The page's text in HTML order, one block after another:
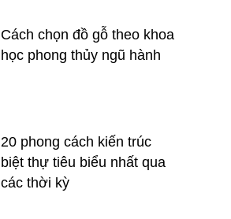
Cách chọn đồ gỗ theo khoa
học phong thủy ngũ hành
20 phong cách kiến trúc
biệt thự tiêu biểu nhất qua
các thời kỳ